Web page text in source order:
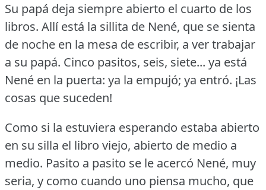
Su papá deja siempre abierto el cuarto de los
libros. Allí está la sillita de Nené, que se sienta
de noche en la mesa de escribir, a ver trabajar
a su papá. Cinco pasitos, seis, siete... ya está
Nené en la puerta: ya la empujó; ya entró. ¡Las
cosas que suceden!
Como si la estuviera esperando estaba abierto
en su silla el libro viejo, abierto de medio a
medio. Pasito a pasito se le acercó Nené, muy
seria, y como cuando uno piensa mucho, que